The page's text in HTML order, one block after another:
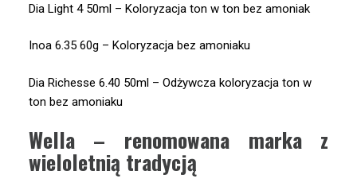
Dia Light 4 50ml – Koloryzacja ton w ton bez amoniak
Inoa 6.35 60g – Koloryzacja bez amoniaku
Dia Richesse 6.40 50ml – Odżywcza koloryzacja ton w
ton bez amoniaku
Wella – renomowana marka z
wieloletnią tradycją